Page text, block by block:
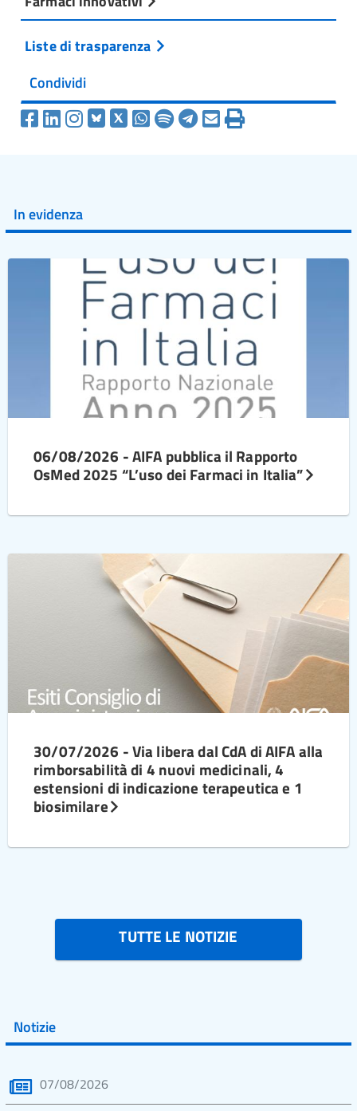
Liste di trasparenza
Condividi
In evidenza
06/08/2026 - AIFA pubblica il Rapporto
OsMed 2025 “L’uso dei Farmaci in Italia”
30/07/2026 - Via libera dal CdA di AIFA alla
rimborsabilità di 4 nuovi medicinali, 4
estensioni di indicazione terapeutica e 1
biosimilare
TUTTE LE NOTIZIE
Notizie
07/08/2026